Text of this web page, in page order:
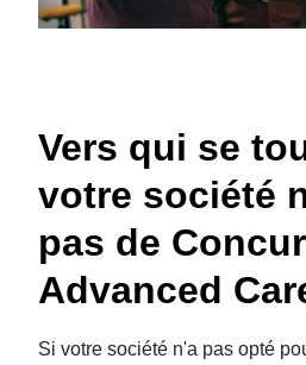
Vers qui se
votre société
pas de Concur
Advanced
Si votre société n'a pas opté